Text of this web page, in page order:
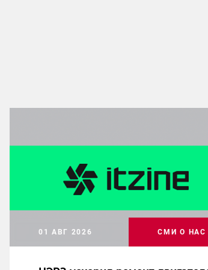
01 АВГ 2026 СМИ О НАС